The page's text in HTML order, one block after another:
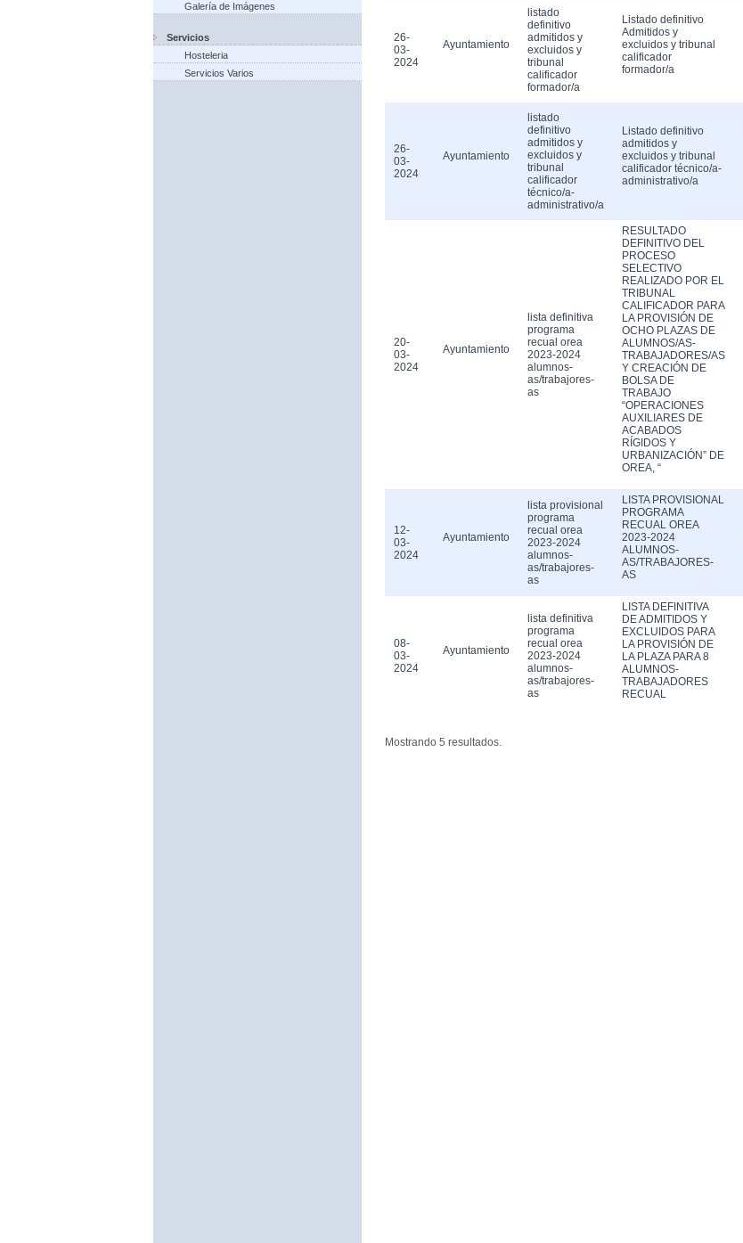
Galería de Imágenes
Servicios
Hosteleria
Servicios Varios
26-
03-
2024
Ayuntamiento
listado
definitivo
admitidos y
excluidos y
tribunal
calificador
formador/a
Listado definitivo
Admitidos y
excluidos y tribunal
calificador
formador/a
26-
03-
2024
Ayuntamiento
listado
definitivo
admitidos y
excluidos y
tribunal
calificador
técnico/a-
administrativo/a
Listado definitivo
admitidos y
excluidos y tribunal
calificador técnico/a-
administrativo/a
20-
03-
2024
Ayuntamiento
lista definitiva
programa
recual orea
2023-2024
alumnos-
as/trabajores-
as
RESULTADO
DEFINITIVO DEL
PROCESO
SELECTIVO
REALIZADO POR EL
TRIBUNAL
CALIFICADOR PARA
LA PROVISIÓN DE
OCHO PLAZAS DE
ALUMNOS/AS-
TRABAJADORES/AS
Y CREACIÓN DE
BOLSA DE
TRABAJO
“OPERACIONES
AUXILIARES DE
ACABADOS
RÍGIDOS Y
URBANIZACIÓN” DE
OREA, “
12-
03-
2024
Ayuntamiento
lista provisional
programa
recual orea
2023-2024
alumnos-
as/trabajores-
as
LISTA PROVISIONAL
PROGRAMA
RECUAL OREA
2023-2024
ALUMNOS-
AS/TRABAJORES-
AS
08-
03-
2024
Ayuntamiento
lista definitiva
programa
recual orea
2023-2024
alumnos-
as/trabajores-
as
LISTA DEFINITIVA
DE ADMITIDOS Y
EXCLUIDOS PARA
LA PROVISIÓN DE
LA PLAZA PARA 8
ALUMNOS-
TRABAJADORES
RECUAL
Mostrando 5 resultados.